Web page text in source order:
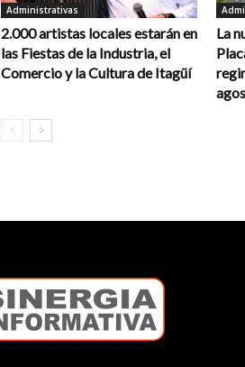
Administrativas
2.000 artistas locales estarán en
las Fiestas de la Industria, el
Comercio y la Cultura de Itagüí
La